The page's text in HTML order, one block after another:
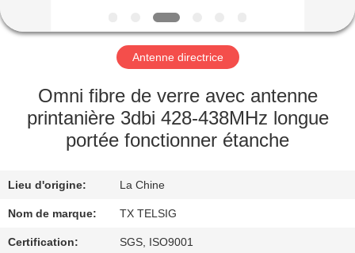
DE
NOUS
VISITE
D'USINE
DE
QUALITÉ
Antenne directrice
Omni fibre de verre avec antenne
printanière 3dbi 428-438MHz longue
portée fonctionner étanche
Lieu d'origine: La Chine
Nom de marque: TX TELSIG
Certification: SGS, ISO9001